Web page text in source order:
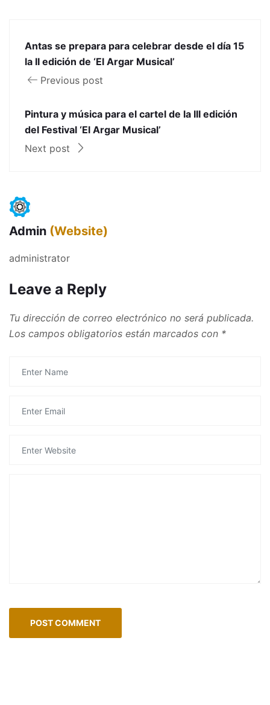
Antas se prepara para celebrar desde el día 15
la II edición de ‘El Argar Musical’
Previous post
Pintura y música para el cartel de la III edición
del Festival ‘El Argar Musical’
Next post
Admin (Website)
administrator
Leave a Reply
Tu dirección de correo electrónico no será publicada.
Los campos obligatorios están marcados con *